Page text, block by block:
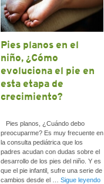
Pies planos en el
niño, ¿Cómo
evoluciona el pie en
esta etapa de
crecimiento?
Pies planos, ¿Cuándo debo
preocuparme? Es muy frecuente en
la consulta pediátrica que los
padres acudan con dudas sobre el
desarrollo de los pies del niño. Y es
que el pie infantil, sufre una serie de
cambios desde el … Sigue leyendo